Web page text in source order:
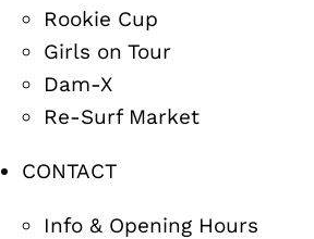
Rookie Cup
Girls on Tour
Dam-X
Re-Surf Market
CONTACT
Info & Opening Hours